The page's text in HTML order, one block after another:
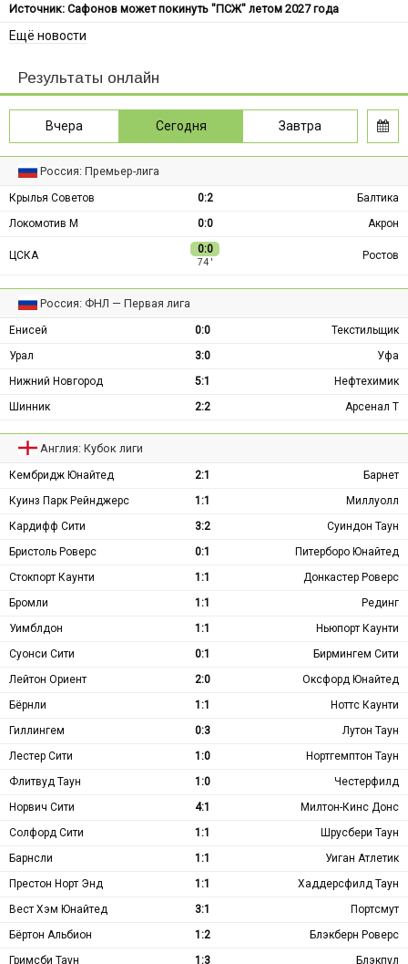
Источник: Сафонов может покинуть "ПСЖ" летом 2027 года
Ещё новости
Результаты онлайн
Вчера Сегодня Завтра
Россия: Премьер-лига
Крылья Советов 0:2
Балтика
Локомотив М
0:0 Акрон
ЦСКА 0:0
74 ′
Ростов
Россия: ФНЛ — Первая лига
Енисей 0:0
Текстильщик
Урал
3:0
Уфа
Нижний Новгород
5:1
Нефтехимик
Шинник
2:2 Арсенал Т
Англия: Кубок лиги
Кембридж Юнайтед 2:1
Барнет
Куинз Парк Рейнджерс
1:1
Миллуолл
Кардифф Сити
3:2
Суиндон Таун
Бристоль Роверс
0:1
Питерборо Юнайтед
Стокпорт Каунти
1:1
Донкастер Роверс
Бромли
1:1
Рединг
Уимблдон
1:1
Ньюпорт Каунти
Суонси Сити
0:1
Бирмингем Сити
Лейтон Ориент
2:0
Оксфорд Юнайтед
Бёрнли
1:1
Ноттс Каунти
Гиллингем
0:3
Лутон Таун
Лестер Сити
1:0
Нортгемптон Таун
Флитвуд Таун
1:0
Честерфилд
Норвич Сити
4:1
Милтон-Кинс Донс
Солфорд Сити
1:1
Шрусбери Таун
Барнсли
1:1
Уиган Атлетик
Престон Норт Энд
1:1
Хаддерсфилд Таун
Вест Хэм Юнайтед
3:1
Портсмут
Бёртон Альбион
1:2
Блэкберн Роверс
Гримсби Таун
1:3
Блэкпул